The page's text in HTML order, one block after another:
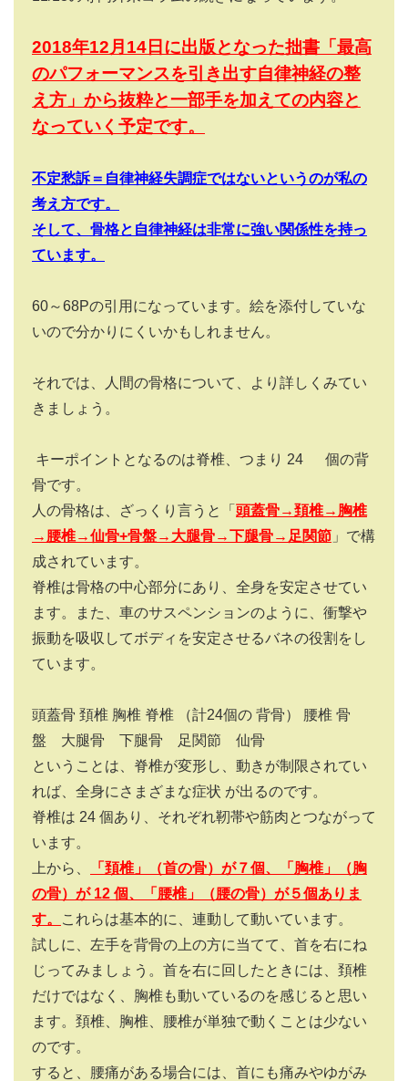
2018年12月14日に出版となった拙書「最高
のパフォーマンスを引き出す自律神経の整
え方」から抜粋と一部手を加えての内容と
なっていく予定です。
不定愁訴＝自律神経失調症ではないというのが私の
考え方です。
そして、骨格と自律神経は非常に強い関係性を持っ
ています。
60～68Pの引用になっています。絵を添付していな
いので分かりにくいかもしれません。
それでは、人間の骨格について、より詳しくみてい
きましょう。
キーポイントとなるのは脊椎、つまり 24
個の背
骨です。
人の骨格は、ざっくり言うと「 頭蓋骨→頚椎→胸椎
→腰椎→仙骨+骨盤→大腿骨→下腿骨→足関節 」で構
成されています。
脊椎は骨格の中心部分にあり、全身を安定させてい
ます。また、車のサスペンションのように、衝撃や
振動を吸収してボディを安定させるバネの役割をし
ています。
頭蓋骨 頚椎 胸椎 脊椎 （計24個の 背骨） 腰椎 骨
盤 大腿骨 下腿骨 足関節 仙骨
ということは、脊椎が変形し、動きが制限されてい
れば、全身にさまざまな症状 が出るのです。
脊椎は 24 個あり、それぞれ靭帯や筋肉とつながって
います。
上から、
「頚椎」（首の骨）が７個、「胸椎」（胸
の骨）が 12 個、「腰椎」（腰の骨）が５個ありま
す。
これらは基本的に、連動して動いています。
試しに、左手を背骨の上の方に当てて、首を右にね
じってみましょう。首を右に回したときには、頚椎
だけではなく、胸椎も動いているのを感じると思い
ます。頚椎、胸椎、腰椎が単独で動くことは少ない
のです。
すると、腰痛がある場合には、首にも痛みやゆがみ